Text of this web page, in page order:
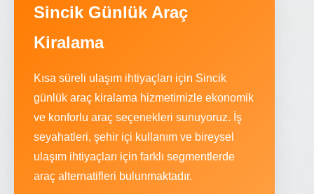
Sincik Günlük Araç
Kiralama
Kısa süreli ulaşım ihtiyaçları için Sincik
günlük araç kiralama hizmetimizle ekonomik
ve konforlu araç seçenekleri sunuyoruz. İş
seyahatleri, şehir içi kullanım ve bireysel
ulaşım ihtiyaçları için farklı segmentlerde
araç alternatifleri bulunmaktadır.